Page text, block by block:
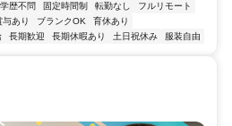
学歴不問 固定時間制 転勤なし
フルリモート
与あり ブランクOK
育休あり
長期歓迎 長期休暇あり 土日祝休み 服装自由